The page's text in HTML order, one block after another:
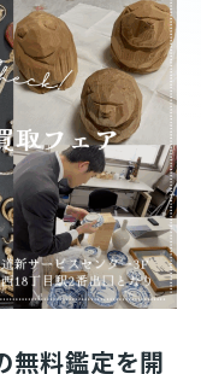
無料鑑定を開